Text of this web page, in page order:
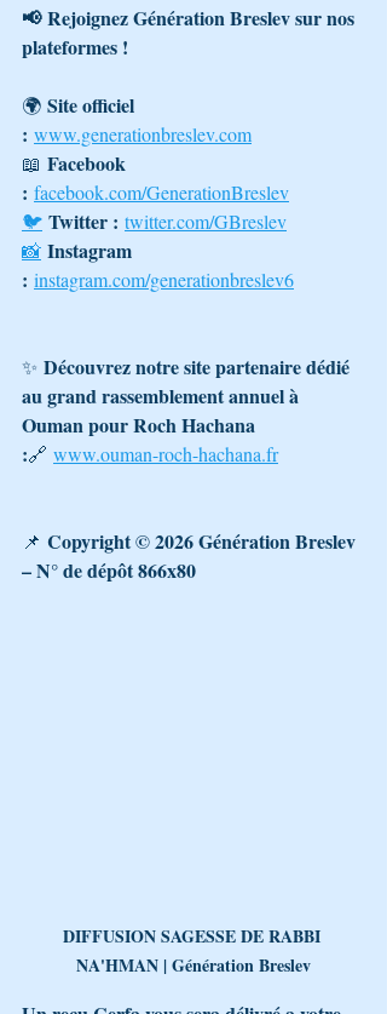
📢 Rejoignez Génération Breslev sur nos
plateformes !
🌍 Site officiel
: www.generationbreslev.com
📖 Facebook
: facebook.com/GenerationBreslev
🐦 Twitter : twitter.com/GBreslev
📸 Instagram
: instagram.com/generationbreslev6
✨ Découvrez notre site partenaire dédié
au grand rassemblement annuel à
Ouman pour Roch Hachana
:🔗 www.ouman-roch-hachana.fr
📌 Copyright © 2026 Génération Breslev
– N° de dépôt 866x80
DIFFUSION SAGESSE DE RABBI
NA'HMAN | Génération Breslev